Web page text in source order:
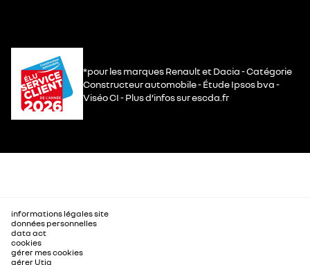
*pour les marques Renault et Dacia - Catégorie
Constructeur automobile - Étude Ipsos bva -
Viséo CI - Plus d’infos sur escda.fr
informations légales site
données personnelles
data act
cookies
gérer mes cookies
gérer Utiq